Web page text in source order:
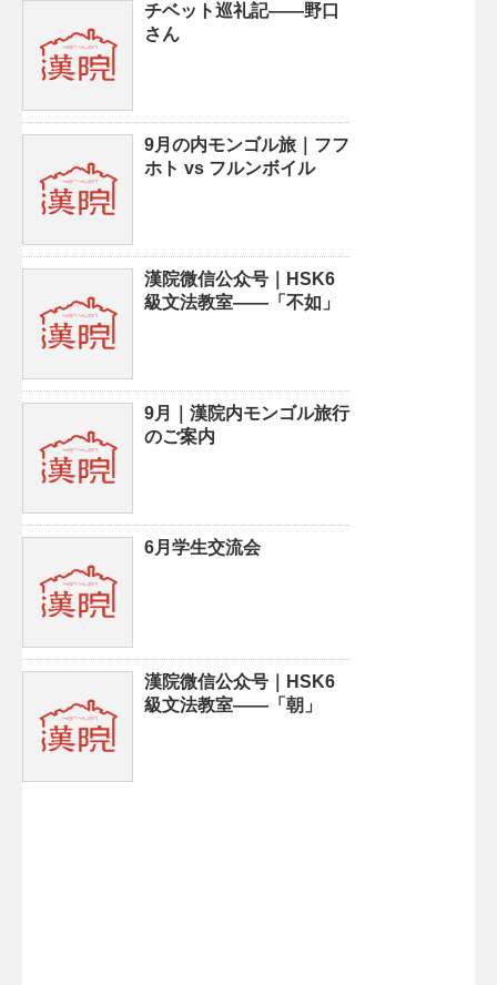
チベット巡礼記——野口
さん
9月の内モンゴル旅｜フフ
ホト vs フルンボイル
漢院微信公众号｜HSK6
級文法教室——「不如」
9月｜漢院内モンゴル旅行
のご案内
6月学生交流会
漢院微信公众号｜HSK6
級文法教室——「朝」